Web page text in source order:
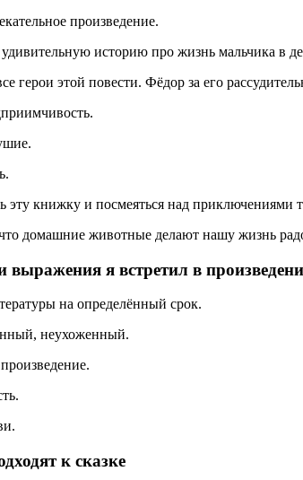
произведение.
удивительную историю про жизнь мальчика в
герои этой повести. Фёдор за его
эту книжку и посмеяться над приключениями
домашние животные делают нашу жизнь
выражения я встретил в
на определённый срок.
неухоженный.
к сказке